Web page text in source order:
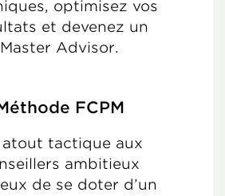
optimisez vos
et devenez un
Master Advisor.
FCPM
atout tactique aux
ambitieux
de se doter d’un